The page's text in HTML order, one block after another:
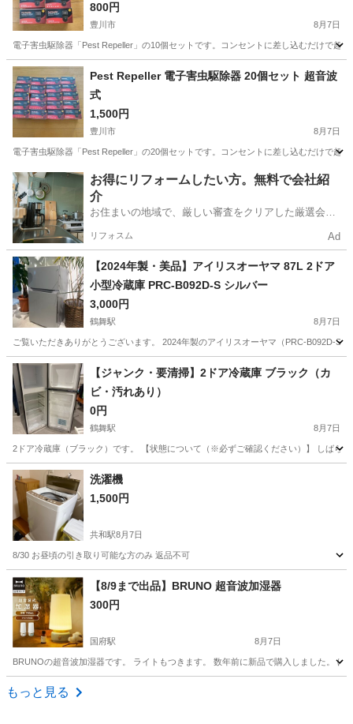
800円
豊川市 8月7日
電子害虫駆除器「Pest Repeller」の10個セットです。コンセントに差し込むだけで超
愛知 豊川市
Pest Repeller 電子害虫駆除器 20個セット 超音波
式
1,500円
豊川市 8月7日
電子害虫駆除器「Pest Repeller」の20個セットです。コンセントに差し込むだけで超
愛知 豊川市 季節、空調家電 セット
お得にリフォームしたい方。無料で会社紹
介
お住まいの地域で、厳しい審査をクリアした厳選会社
リフォスム Ad
【2024年製・美品】アイリスオーヤマ 87L 2ドア
小型冷蔵庫 PRC-B092D-S シルバー
3,000円
鶴舞駅 8月7日
ご覧いただきありがとうございます。 2024年製のアイリスオーヤマ（PRC-B092D-S
愛知 名古屋市 鶴舞駅 生活家電
【ジャンク・要清掃】2ドア冷蔵庫 ブラック（カ
ビ・汚れあり）
0円
鶴舞駅 8月7日
2ドア冷蔵庫（ブラック）です。 【状態について（※必ずご確認ください）】 しばら
愛知 名古屋市 鶴舞駅
洗濯機
1,500円
共和駅8月7日
8/30 お昼頃の引き取り可能な方のみ 返品不可
愛知 大府市 共和駅 生活家電
【8/9まで出品】BRUNO 超音波加湿器
300円
国府駅 8月7日
BRUNOの超音波加湿器です。 ライトもつきます。 数年前に新品で購入しました。
愛知 豊川市
もっと見る